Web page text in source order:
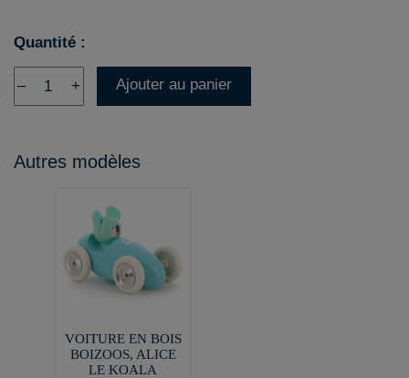
Quantité :
– + Ajouter au panier
Autres modèles
VOITURE EN BOIS
BOIZOOS, ALICE
LE KOALA